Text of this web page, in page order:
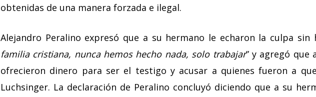
obtenidas de una manera forzada e ilegal.
Alejandro Peralino expresó que a su hermano le echaron la culpa sin
familia cristiana, nunca hemos hecho nada, solo trabajar” y agregó que
ofrecieron dinero para ser el testigo y acusar a quienes fueron a
Luchsinger. La declaración de Peralino concluyó diciendo que a su